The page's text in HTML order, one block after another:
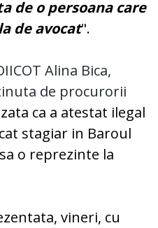
de o persoana care
de avocat".
Alina Bica,
de procurorii
ca a atestat ilegal
stagiar in Baroul
o reprezinte la
vineri, cu